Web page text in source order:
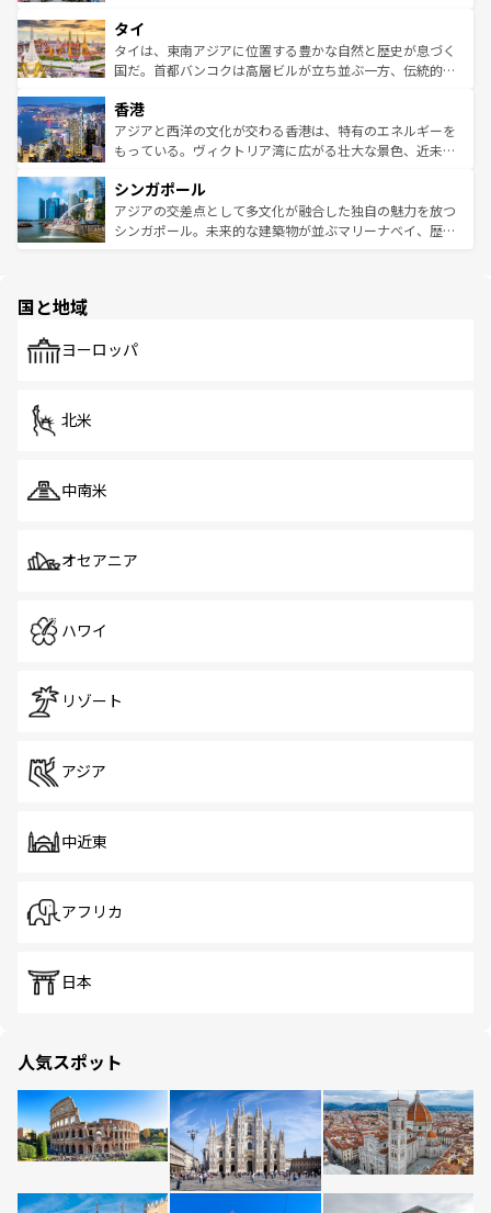
リティに包まれながら、韓国の多彩な魅力を心ゆくまで味
わってみてほしい。 なお、新着の韓国情報はコンテンツ一
覧を参照してほしい。
急速な発展と共に伝統が息づく。ハノイの古い町並みやホ
ーチミン市のフランス統治時代の建物も、独特の雰囲気を
醸し出している。また、バラエティの豊かさとおいしさで
とつ。フォーやバインミー、ベトナムコーヒーなどは、ぜ
ひ現地で味わいたい。どの地域を訪れてもあたたかい人々
が旅行者を迎えてくれるので、きっと忘れられない旅にな
参照してほしい。
タイ
タイは、東南アジアに位置する豊かな自然と歴史が息づく
国だ。首都バンコクは高層ビルが立ち並ぶ一方、伝統的な
の活気が交差している。北部ではチェンマイなどの山岳地
帯で自然と触れ合い、南部ではプーケットやクラビの美し
いビーチでリゾート気分を楽しむことができる。タイ料理
激する。気候は一年中温暖で、どの季節にも異なる楽しみ
が待っている。親しみやすいタイの人々、仏教を中心とし
た文化、そして多様な観光資源が、訪れる旅人を魅了し続
香港
アジアと西洋の文化が交わる香港は、特有のエネルギーを
もっている。ヴィクトリア湾に広がる壮大な景色、近未来
み、どこを訪れても感動するはず。観光スポットが密集し
ており、効率よく見どころを回れるのも魅力。息をのむよ
うな絶景から文化的な体験まで、香港を存分に楽しみ尽く
シンガポール
アジアの交差点として多文化が融合した独自の魅力を放つ
シンガポール。未来的な建築物が並ぶマリーナベイ、歴史
で、ホーカーズは地元の風情を楽しめる外せないスポット
国と地域
ヨーロッパ
北米
中南米
オセアニア
ハワイ
リゾート
アジア
中近東
アフリカ
日本
人気スポット